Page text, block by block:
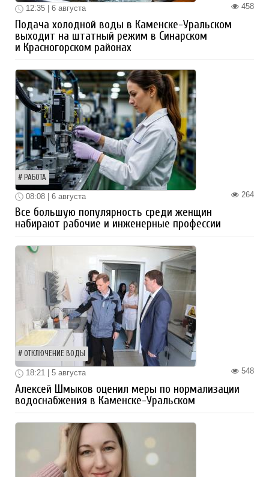
458
12:35 | 6 августа
Подача холодной воды в Каменске-Уральском
выходит на штатный режим в Синарском
и Красногорском районах
РАБОТА
264
08:08 | 6 августа
Все большую популярность среди женщин
набирают рабочие и инженерные профессии
ОТКЛЮЧЕНИЕ ВОДЫ
548
18:21 | 5 августа
Алексей Шмыков оценил меры по нормализации
водоснабжения в Каменске-Уральском